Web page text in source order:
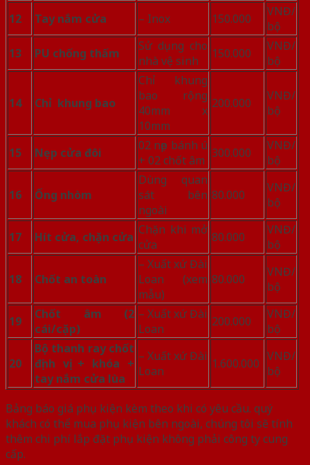
12 Tay nắm cửa – Inox 150.000
VNĐ/
bộ
13
PU chống thấm
Sử dụng cho
nhà vệ sinh
150.000
VNĐ/
bộ
14 Chỉ khung bao
Chỉ khung
bao rộng
40mm x
10mm
200.000
VNĐ/
bộ
15 Nẹp cửa đôi
02 nẹp bánh ú
+ 02 chốt âm 300.000
VNĐ/
bộ
16 Ống nhòm
Dùng quan
sát bên
ngoài
80.000
VNĐ/
bộ
17 Hít cửa, chặn cửa Chặn khi mở
cửa
80.000
VNĐ/
bộ
18 Chốt an toàn
– Xuất xứ Đài
Loan (xem
mẫu)
80.000
VNĐ/
bộ
19
Chốt âm (2
cái/cặp)
– Xuất xứ Đài
Loan
200.000
VNĐ/
bộ
20
Bộ thanh ray chốt
định vị + khóa +
tay nắm cửa lùa
– Xuất xứ Đài
Loan
1.600.000 VNĐ/
bộ
Bảng báo giá phụ kiện kèm theo khi có yêu cầu. quý
khách có thể mua phụ kiện bên ngoài, chúng tôi sẽ tính
thêm chi phí lắp đặt phụ kiện không phải công ty cung
cấp.